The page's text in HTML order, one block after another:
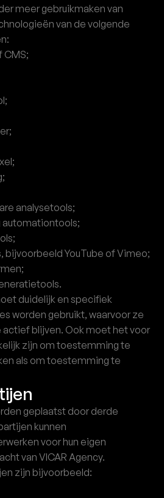
meer gebruikmaken van
van de volgende
analysetools;
automationtools;
bijvoorbeeld YouTube of Vimeo;
duidelijk en specifiek
worden gebruikt, waarvoor ze
actief blijven. Ook moet het voor
zijn om toestemming te
als om toestemming te
geplaatst door derde
kunnen
voor hun eigen
van VICAR Agency.
zijn bijvoorbeeld: